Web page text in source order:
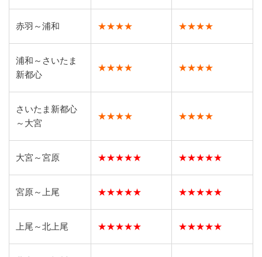
赤羽～浦和 ★★★★ ★★★★
浦和～さいたま
新都心
★★★★ ★★★★
さいたま新都心
～大宮
★★★★ ★★★★
大宮～宮原 ★★★★★ ★★★★★
宮原～上尾 ★★★★★ ★★★★★
上尾～北上尾 ★★★★★ ★★★★★